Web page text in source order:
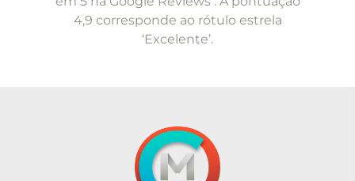
4,9 corresponde ao rótulo estrela
‘Excelente’.